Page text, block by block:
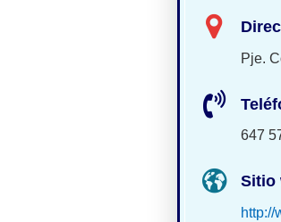
Pje.
647
Sitio
http://